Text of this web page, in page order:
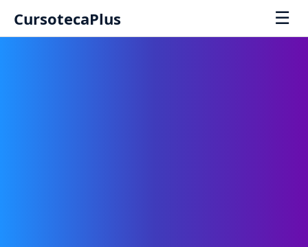
CursotecaPlus ☰